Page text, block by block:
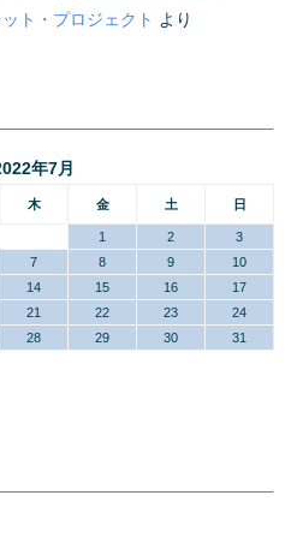
ト・プロジェクト より
年7月
木 金 土 日
1 2
3
7 8 9
10
14 15 16
17
21 22 23
24
28 29 30 31